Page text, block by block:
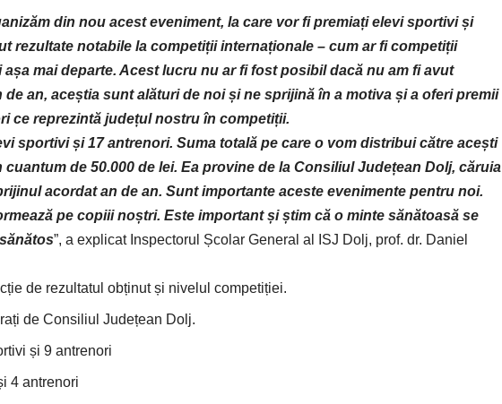
din nou acest eveniment, la care vor fi premiați elevi sportivi și
rezultate notabile la competiții internaționale – cum ar fi competiții
mai departe. Acest lucru nu ar fi fost posibil dacă nu am fi avut
an, aceștia sunt alături de noi și ne sprijină în a motiva și a oferi premii
ce reprezintă județul nostru în competiții.
sportivi și 17 antrenori. Suma totală pe care o vom distribui către acești
de 50.000 de lei. Ea provine de la Consiliul Județean Dolj, căruia
acordat an de an. Sunt importante aceste evenimente pentru noi.
pe copiii noștri. Este important și știm că o minte sănătoasă se
”, a explicat Inspectorul Școlar General al ISJ Dolj, prof. dr. Daniel
de rezultatul obținut și nivelul competiției.
de Consiliul Județean Dolj.
și 9 antrenori
4 antrenori